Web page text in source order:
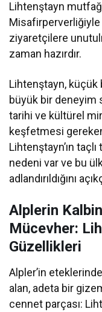
Lihtenştayn
Misafirperverliğiyle
ziyaretçilere
zaman hazırdır.
Lihtenştayn,
büyük bir deneyim
tarihi ve kültürel
keşfetmesi
Lihtenştayn’ın taçlı
nedeni var ve bu
adlandırıldığını
Alplerin
Mücevher:
Güzellikleri
Alpler’in
alan, adeta bir
cennet parçası: